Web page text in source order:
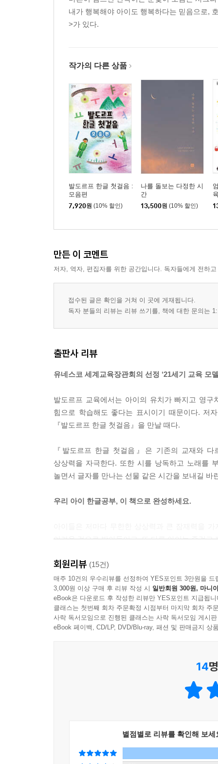
내가 행복해야 아이도 행복하다는 믿음으로,
>가 있다.
작가의 다른 상품
발도르프 한글 첫걸음 :
모음편
7,920원 (10% 할인)
나를 돌보는 다정한 시
간
13,500원 (10% 할인)
만든 이 코멘트
저자, 역자, 편집자를 위한 공간입니다. 독자들에게 전하
접수된 글은 확인을 거쳐 이 곳에 게재됩니다.
독자 분들의 리뷰는 리뷰 쓰기를, 책에 대한 문의는
출판사 리뷰
유네스코 세계교육장관회의 선정 ‘21세기 교육 모
발도르프 교육에서는 아이의 유치가 빠지고 영
힘으로 학습해도 좋다는 표시이기 때문이다. 저
『발도르프 한글 첫걸음』을 만날 때다.
『발도르프 한글 첫걸음』은 기존의 교재와
상상력을 자극한다. 또한 시를 낭독하고 노래를
놀면서 글자를 만나는 선물 같은 시간을 보내길 바
우리 아이 한글공부, 이 책으로 완성하세요.
어려운 것으로 받아들이고, 또 다른 아이는 즐겁고
아이가 자신의 상상력과 잠재력을 마음껏 펼치도
함께 몸을 움직이게 해준다. 놀다 보면 아이는 자
‘아이와 밝은 마음으로 놀자!’는 이 책의 핵심 메
첫걸음』으로 완성하자.
부모가 된다는 것은 지구상에서 가장 힘들고 어
부모, 나아가 행복한 가정 속에 미래를 꿈꾸며 성
회원리뷰 (15건)
매주 10건의 우수리뷰를 선정하여 YES포인트 3만원을 드
3,000원 이상 구매 후 리뷰 작성 시 일반회원 300원, 마니
eBook은 다운로드 후 작성한 리뷰만 YES포인트 지급됩니
클래스는 첫번째 회차 주문확정 시점부터 마지막 회차 주
사락 독서모임으로 진행된 클래스는 사락 독서모임 게시
eBook 페이백, CD/LP, DVD/Blu-ray, 패션 및 판매금지 상
14
별점별로 리뷰를 확인해 보세